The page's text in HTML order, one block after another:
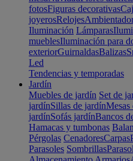
fotosFiguras decorativas
joyerosRelojes
Iluminación Lámparas
mueblesIluminación para
exteriorGuirnaldasBalizas
Led
Tendencias y temporadas
Jardín
Muebles de jardín Set de
jardínSillas de jardínMesas
jardínSofás jardínBancos
Hamacas y tumbonas
Pérgolas CenadoresCarpas
Parasoles Sombrillas